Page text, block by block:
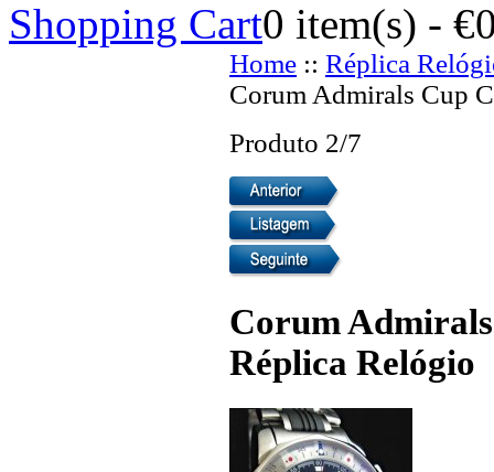
Shopping Cart0 item(s) -
Home :: Réplica
Corum Admirals Cup
Produto 2/7
Corum
Réplica Relógio